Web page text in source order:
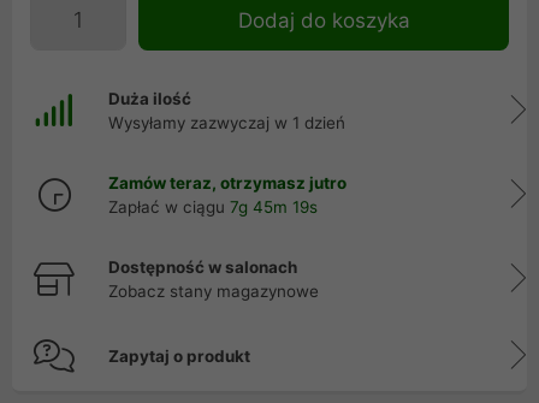
Dodaj do koszyka
Duża ilość
Wysyłamy zazwyczaj w 1 dzień
Zamów teraz, otrzymasz jutro
Zapłać w ciągu 7g 45m 18s
Dostępność w salonach
Zobacz stany magazynowe
Zapytaj o produkt